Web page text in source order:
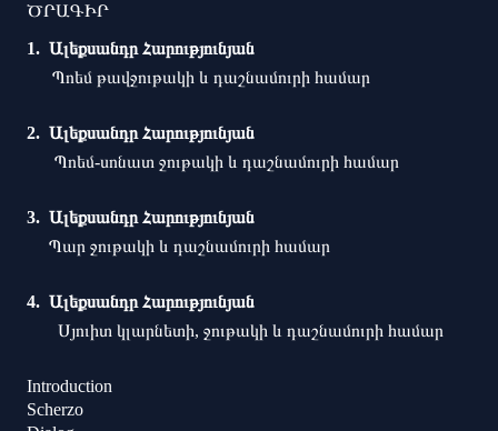
ԾՐԱԳԻՐ
Ալեքսանդր Հարությունյան
Պոեմ թավջութակի և դաշնամուրի համար
Ալեքսանդր Հարությունյան
Պոեմ-սոնատ ջութակի և դաշնամուրի համար
Ալեքսանդր Հարությունյան
Պար ջութակի և դաշնամուրի համար
Ալեքսանդր Հարությունյան
Սյուիտ կլարնետի, ջութակի և դաշնամուրի համար
Introduction
Scherzo